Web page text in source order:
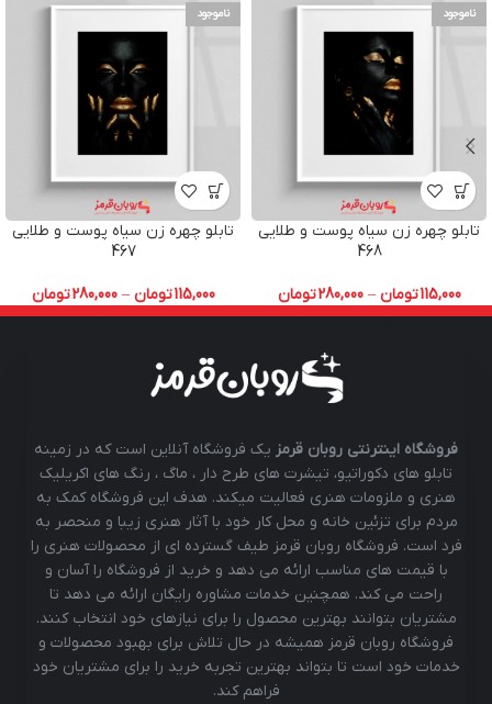
ناموجود
تابلو چهره زن سیاه پوست و طلایی
468
115,000تومان –
280,000تومان
ناموجود
تابلو چهره زن سیاه پوست و طلایی
467
115,000تومان –
280,000تومان
فروشگاه اینترنتی روبان قرمز یک فروشگاه آنلاین است که در زمینه
تابلو های دکوراتیو، تیشرت های طرح دار ، ماگ ، رنگ های اکریلیک
هنری و ملزومات هنری فعالیت میکند. هدف این فروشگاه کمک به
مردم برای تزئین خانه و محل کار خود با آثار هنری زیبا و منحصر به
فرد است. فروشگاه روبان قرمز طیف گسترده ای از محصولات هنری را
با قیمت های مناسب ارائه می دهد و خرید از فروشگاه را آسان و
راحت می کند. همچنین خدمات مشاوره رایگان ارائه می دهد تا
مشتریان بتوانند بهترین محصول را برای نیازهای خود انتخاب کنند.
فروشگاه روبان قرمز همیشه در حال تلاش برای بهبود محصولات و
خدمات خود است تا بتواند بهترین تجربه خرید را برای مشتریان خود
فراهم کند.